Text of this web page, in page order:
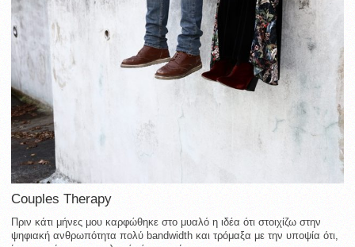
Couples Therapy
Πριν κάτι μήνες μου καρφώθηκε στο μυαλό η ιδέα ότι στοιχίζω στην
ψηφιακή ανθρωπότητα πολύ bandwidth και τρόμαξα με την υποψία ότι,